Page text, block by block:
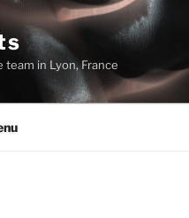
team in Lyon, France